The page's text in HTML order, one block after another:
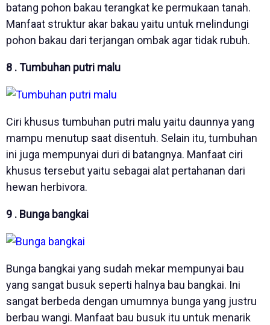
batang pohon bakau terangkat ke permukaan tanah.
Manfaat struktur akar bakau yaitu untuk melindungi
pohon bakau dari terjangan ombak agar tidak rubuh.
8 . Tumbuhan putri malu
Ciri khusus tumbuhan putri malu yaitu daunnya yang
mampu menutup saat disentuh. Selain itu, tumbuhan
ini juga mempunyai duri di batangnya. Manfaat ciri
khusus tersebut yaitu sebagai alat pertahanan dari
hewan herbivora.
9 . Bunga bangkai
Bunga bangkai yang sudah mekar mempunyai bau
yang sangat busuk seperti halnya bau bangkai. Ini
sangat berbeda dengan umumnya bunga yang justru
berbau wangi. Manfaat bau busuk itu untuk menarik